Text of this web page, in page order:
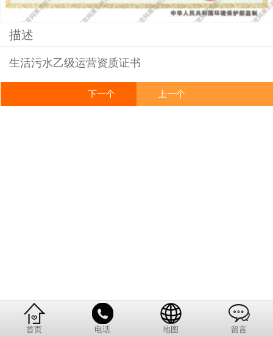
描述
生活污水乙级运营资质证书
上一个
下一个
首页 电话 地图 留言